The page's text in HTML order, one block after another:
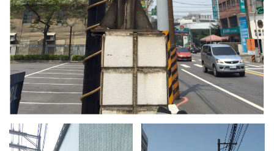
11.周邊配備-紅綠燈實績
12.周邊配備-滿車燈箱實績
13.周邊配備-防撞條實績
14.邊配備-車輪檔實績
15.周邊配備-安全警示實績